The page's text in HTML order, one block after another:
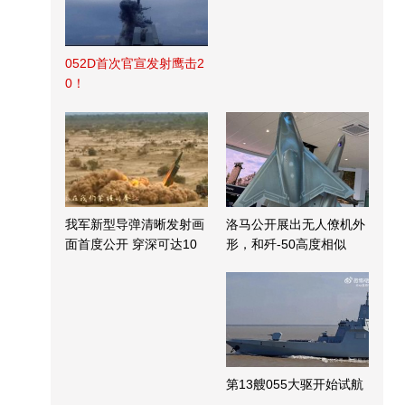
052D首次官宣发射鹰击2
0！
我军新型导弹清晰发射画
面首度公开 穿深可达10
洛马公开展出无人僚机外
形，和歼-50高度相似
第13艘055大驱开始试航